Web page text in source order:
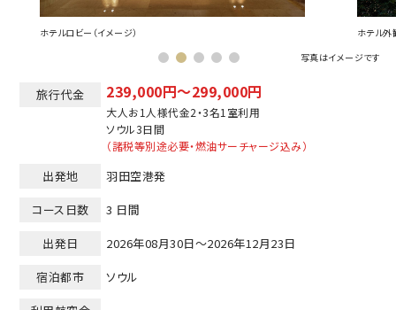
ホテルロビー（イメージ）
ホテル外
写真はイメージです
旅行代金 239,000円～299,000円
大人お1人様代金2・3名1室利用
ソウル3日間
（諸税等別途必要・燃油サーチャージ込み）
出発地
羽田空港発
コース日数
3 日間
出発日
2026年08月30日～2026年12月23日
宿泊都市
ソウル